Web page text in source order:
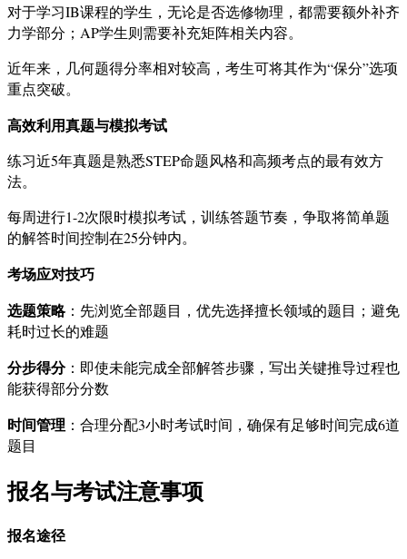
对于学习IB课程的学生，无论是否选修物理，都需要额外补齐
力学部分；AP学生则需要补充矩阵相关内容。
近年来，几何题得分率相对较高，考生可将其作为“保分”选项
重点突破。
高效利用真题与模拟考试
练习近5年真题是熟悉STEP命题风格和高频考点的最有效方
法。
每周进行1-2次限时模拟考试，训练答题节奏，争取将简单题
的解答时间控制在25分钟内。
考场应对技巧
选题策略：先浏览全部题目，优先选择擅长领域的题目；避免
耗时过长的难题
分步得分：即使未能完成全部解答步骤，写出关键推导过程也
能获得部分分数
时间管理 ：合理分配3小时考试时间，确保有足够时间完成6道
题目
报名与考试注意事项
报名途径